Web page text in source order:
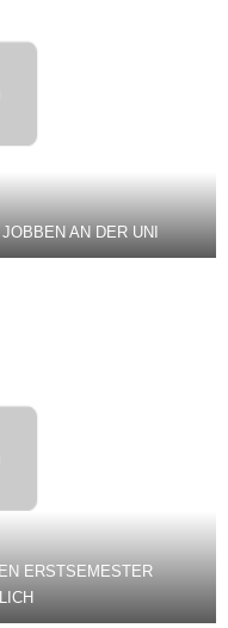
AN DER UNI
ERSTSEMESTER